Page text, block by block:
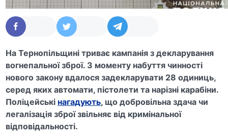
На Тернопільщині триває кампанія з декларування
вогнепальної зброї. З моменту набуття чинності
нового закону вдалося задекларувати 28 одиниць,
серед яких автомати, пістолети та нарізні карабіни.
Поліцейські нагадують, що добровільна здача чи
легалізація зброї звільняє від кримінальної
відповідальності.